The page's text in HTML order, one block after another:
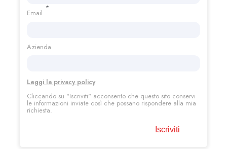
Email
*
Azienda
Leggi la privacy policy
Cliccando su "Iscriviti" acconsento che questo sito conservi
le informazioni inviate così che possano rispondere alla mia
richiesta.